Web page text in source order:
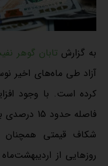
به گزارش تابان گوهر
آزاد طی ماه‌های اخیر
کرده است. با وجود
فاصله
شکاف قیمتی همچنان